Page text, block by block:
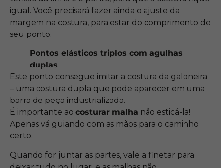
igual. Você precisará fazer ainda o ajuste da
margem na costura, para estar do comprimento de
seu ponto.
Pontos elásticos triplos com agulhas
duplas
Este ponto consegue imitar a costura da galoneira
– uma costura dupla que pode aparecer em uma
barra de peça industrializada.
É importante ao costurar malha não esticá-la!
Apenas vá guiando com as mãos para o caminho
certo.
Quando for juntar as partes, vale alfinetar para